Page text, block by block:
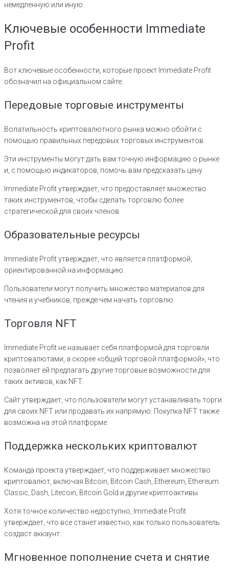
немедленную или иную.
Ключевые особенности Immediate
Profit
Вот ключевые особенности, которые проект Immediate Profit
обозначил на официальном сайте.
Передовые торговые инструменты
Волатильность криптовалютного рынка можно обойти с
помощью правильных передовых торговых инструментов.
Эти инструменты могут дать вам точную информацию о рынке
и, с помощью индикаторов, помочь вам предсказать цену.
Immediate Profit утверждает, что предоставляет множество
таких инструментов, чтобы сделать торговлю более
стратегической для своих членов.
Образовательные ресурсы
Immediate Profit утверждает, что является платформой,
ориентированной на информацию.
Пользователи могут получить множество материалов для
чтения и учебников, прежде чем начать торговлю.
Торговля NFT
Immediate Profit не называет себя платформой для торговли
криптовалютами, а скорее «общей торговой платформой», что
позволяет ей предлагать другие торговые возможности для
таких активов, как NFT.
Сайт утверждает, что пользователи могут устанавливать торги
для своих NFT или продавать их напрямую. Покупка NFT также
возможна на этой платформе.
Поддержка нескольких криптовалют
Команда проекта утверждает, что поддерживает множество
криптовалют, включая Bitcoin, Bitcoin Cash, Ethereum, Ethereum
Classic, Dash, Litecoin, Bitcoin Gold и другие криптоактивы.
Хотя точное количество недоступно, Immediate Profit
утверждает, что все станет известно, как только пользователь
создаст аккаунт.
Мгновенное пополнение счета и снятие